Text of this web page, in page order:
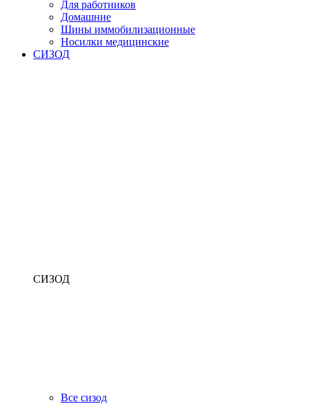
Для работников
Домашние
Шины иммобилизационные
Носилки медицинские
СИЗОД
СИЗОД
Все сизод